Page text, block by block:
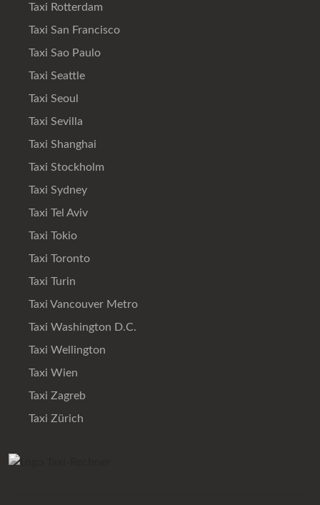
Taxi Rotterdam
Taxi San Francisco
Taxi Sao Paulo
Taxi Seattle
Taxi Seoul
Taxi Sevilla
Taxi Shanghai
Taxi Stockholm
Taxi Sydney
Taxi Tel Aviv
Taxi Tokio
Taxi Toronto
Taxi Turin
Taxi Vancouver Metro
Taxi Washington D.C.
Taxi Wellington
Taxi Wien
Taxi Zagreb
Taxi Zürich